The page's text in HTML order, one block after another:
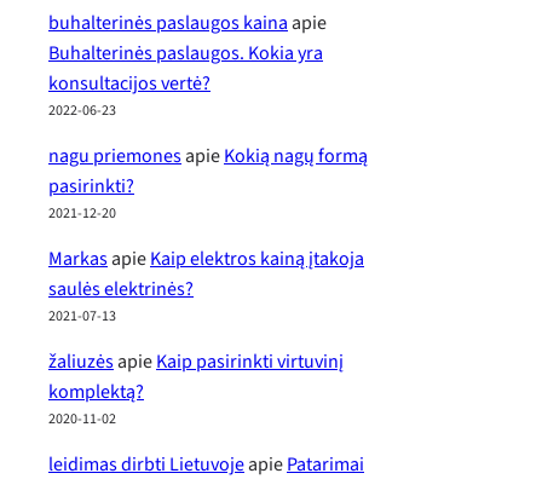
buhalterinės paslaugos kainaapie
Buhalterinės paslaugos. Kokia yra
konsultacijos vertė?
2022-06-23
nagu priemonesapieKokią nagų formą
pasirinkti?
2021-12-20
MarkasapieKaip elektros kainą įtakoja
saulės elektrinės?
2021-07-13
žaliuzėsapieKaip pasirinkti virtuvinį
komplektą?
2020-11-02
leidimas dirbti LietuvojeapiePatarimai